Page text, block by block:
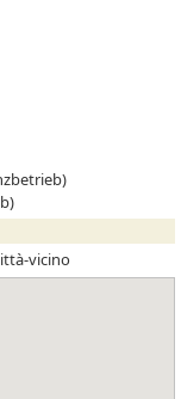
vicino